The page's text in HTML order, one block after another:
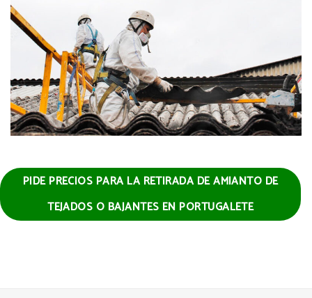
PIDE PRECIOS PARA LA RETIRADA DE AMIANTO DE
TEJADOS O BAJANTES EN PORTUGALETE